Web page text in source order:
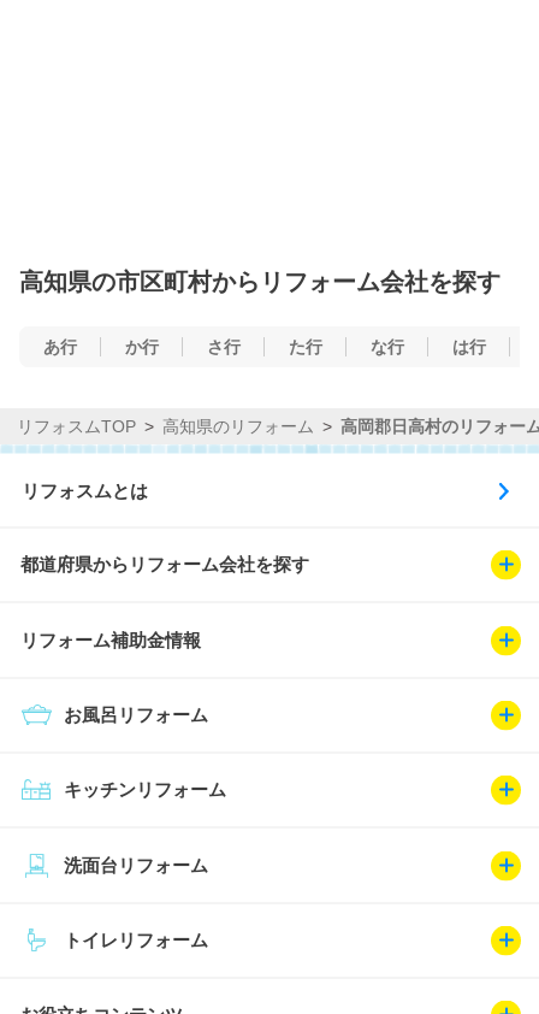
高知県の市区町村からリフォーム会社を探す
あ行 か行 さ行 た行 な行 は行
リフォスムTOP 高知県のリフォーム 高岡郡日高村のリフォー
リフォスムとは
都道府県からリフォーム会社を探す
リフォーム補助金情報
キッチンリフォーム
お風呂リフォーム
トイレリフォーム
洗面台リフォーム